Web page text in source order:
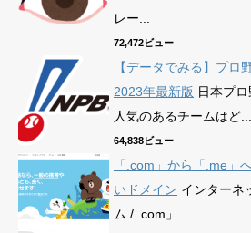
レー...
72,472ビュー
【データでみる】プロ
2023年最新版 日本プロ
人気のあるチームはど...
64,838ビュー
「.com」から「.me
いドメイン インターネ
ム / .com」...